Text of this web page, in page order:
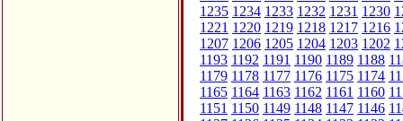
1235 1234 1233 1232 1231 1230
1221 1220 1219 1218 1217 1216
1207 1206 1205 1204 1203 1202
1193 1192 1191 1190 1189 1188
1179 1178 1177 1176 1175 1174
1165 1164 1163 1162 1161 1160
1151 1150 1149 1148 1147 1146